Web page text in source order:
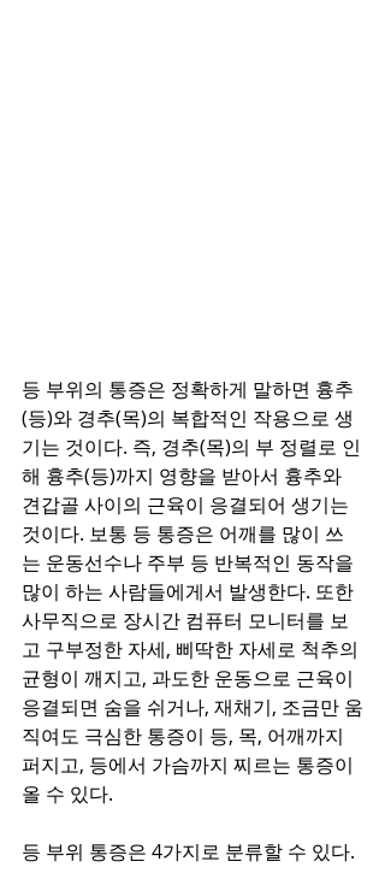
등 부위의 통증은 정확하게 말하면 흉추
(등)와 경추(목)의 복합적인 작용으로 생
기는 것이다. 즉, 경추(목)의 부 정렬로 인
해 흉추(등)까지 영향을 받아서 흉추와
견갑골 사이의 근육이 응결되어 생기는
것이다. 보통 등 통증은 어깨를 많이 쓰
는 운동선수나 주부 등 반복적인 동작을
많이 하는 사람들에게서 발생한다. 또한
사무직으로 장시간 컴퓨터 모니터를 보
고 구부정한 자세, 삐딱한 자세로 척추의
균형이 깨지고, 과도한 운동으로 근육이
응결되면 숨을 쉬거나, 재채기, 조금만 움
직여도 극심한 통증이 등, 목, 어깨까지
퍼지고, 등에서 가슴까지 찌르는 통증이
올 수 있다.
등 부위 통증은 4가지로 분류할 수 있다.